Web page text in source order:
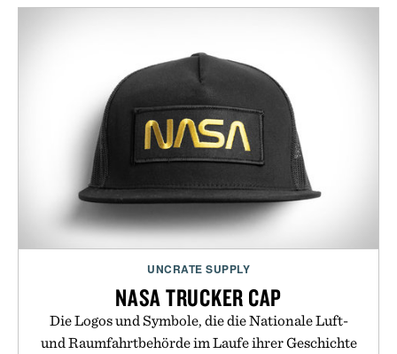
UNCRATE SUPPLY
NASA TRUCKER CAP
Die Logos und Symbole, die die Nationale Luft-
und Raumfahrtbehörde im Laufe ihrer Geschichte